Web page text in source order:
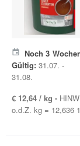
Noch 3
Gültig: 31.07. -
31.08.
€ 12,64 / kg -
o.d.Z. kg = 12,636